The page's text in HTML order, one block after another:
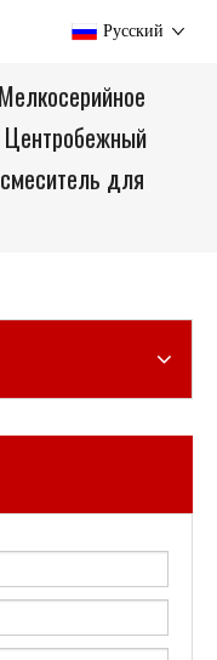
Pусский
Мелкосерийное
Центробежный
для